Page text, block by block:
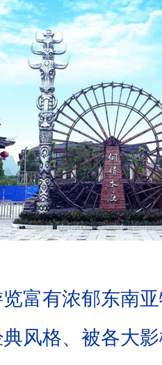
富有浓郁东南
风格、被各大